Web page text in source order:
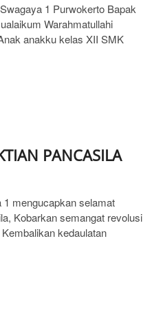
1 Purwokerto Bapak
Warahmatullahi
anakku kelas XII SMK
PANCASILA
mengucapkan selamat
Kobarkan semangat revolusi
kedaulatan